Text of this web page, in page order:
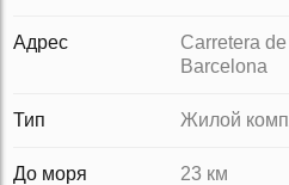
Адрес
Carretera
Barcelona
Тип Жилой
До моря 23 км